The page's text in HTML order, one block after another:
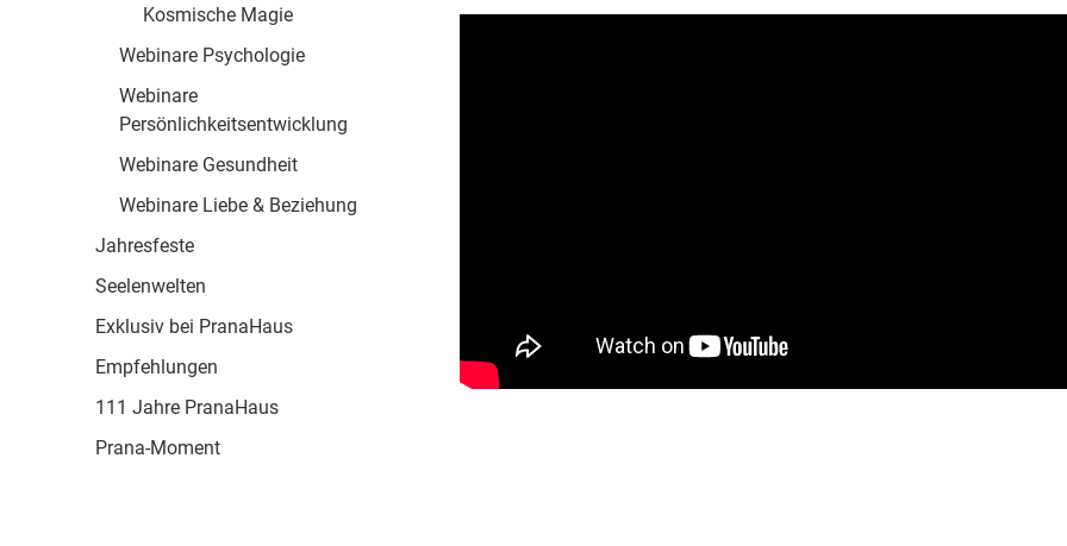
Kosmische Magie
Webinare Psychologie
Webinare
Persönlichkeitsentwicklung
Webinare Gesundheit
Webinare Liebe & Beziehung
Jahresfeste
Seelenwelten
Exklusiv bei PranaHaus
Empfehlungen
111 Jahre PranaHaus
Prana-Moment